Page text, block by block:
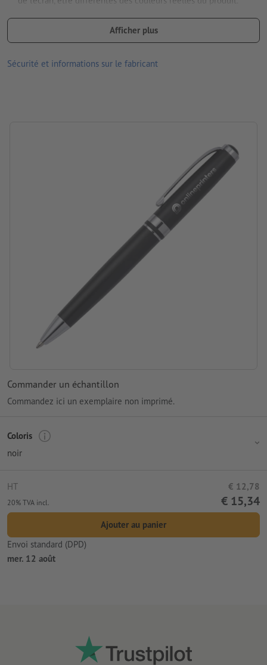
Mine : grande mine en plastique à encre bleu
dimensions : 7,5 x 2,3 x 18 cm
Matériau : Métal
Afficher plus
Sécurité et informations sur le fabricant
Commander un échantillon
Commandez ici un exemplaire non imprimé.
Coloris
noir
HT € 12,78
20% TVA incl. € 15,34
Ajouter au panier
Envoi standard (DPD)
mer. 12 août